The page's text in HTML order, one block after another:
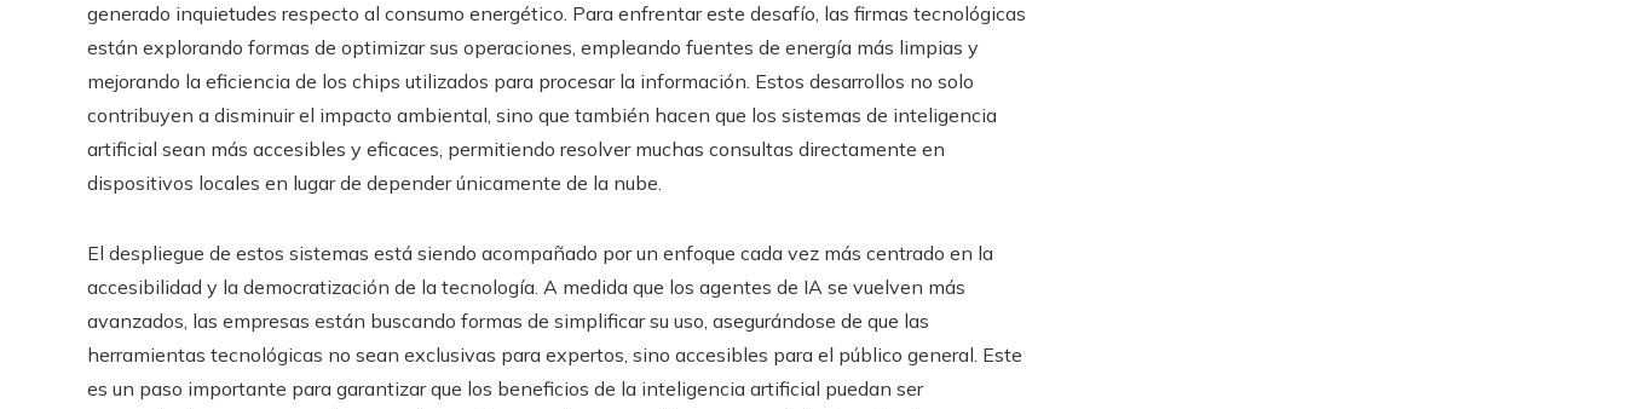
generado inquietudes respecto al consumo energético. Para enfrentar este desafío, las firmas tecnológicas
están explorando formas de optimizar sus operaciones, empleando fuentes de energía más limpias y
mejorando la eficiencia de los chips utilizados para procesar la información. Estos desarrollos no solo
contribuyen a disminuir el impacto ambiental, sino que también hacen que los sistemas de inteligencia
artificial sean más accesibles y eficaces, permitiendo resolver muchas consultas directamente en
dispositivos locales en lugar de depender únicamente de la nube.
El despliegue de estos sistemas está siendo acompañado por un enfoque cada vez más centrado en la
accesibilidad y la democratización de la tecnología. A medida que los agentes de IA se vuelven más
avanzados, las empresas están buscando formas de simplificar su uso, asegurándose de que las
herramientas tecnológicas no sean exclusivas para expertos, sino accesibles para el público general. Este
es un paso importante para garantizar que los beneficios de la inteligencia artificial puedan ser